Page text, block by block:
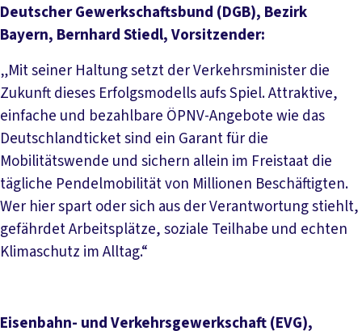
Deutscher Gewerkschaftsbund (DGB), Bezirk
Bayern, Bernhard Stiedl, Vorsitzender:
„Mit seiner Haltung setzt der Verkehrsminister die
Zukunft dieses Erfolgsmodells aufs Spiel. Attraktive,
einfache und bezahlbare ÖPNV-Angebote wie das
Deutschlandticket sind ein Garant für die
Mobilitätswende und sichern allein im Freistaat die
tägliche Pendelmobilität von Millionen Beschäftigten.
Wer hier spart oder sich aus der Verantwortung stiehlt,
gefährdet Arbeitsplätze, soziale Teilhabe und echten
Klimaschutz im Alltag.“
Eisenbahn- und Verkehrsgewerkschaft (EVG),